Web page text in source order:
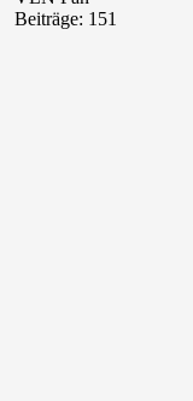
Beiträge: 151